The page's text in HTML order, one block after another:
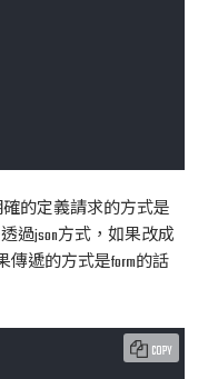
的定義請求的方式是
過json方式，如果改成
傳遞的方式是form的話
COPY